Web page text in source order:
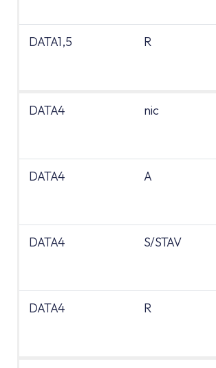
DATA1,5 R
DATA4 nic
DATA4 A
DATA4 S/STAV
DATA4 R